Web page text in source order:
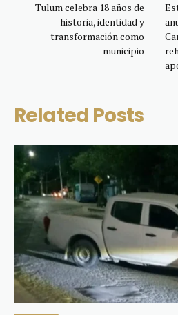
Tulum celebra 18 años de
historia, identidad y
transformación como
municipio
Related Posts